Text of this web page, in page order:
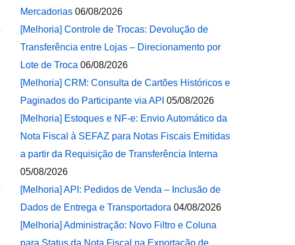
Mercadorias 06/08/2026
[Melhoria] Controle de Trocas: Devolução de
Transferência entre Lojas – Direcionamento por
Lote de Troca 06/08/2026
[Melhoria] CRM: Consulta de Cartões Históricos e
Paginados do Participante via API 05/08/2026
[Melhoria] Estoques e NF-e: Envio Automático da
Nota Fiscal à SEFAZ para Notas Fiscais Emitidas
a partir da Requisição de Transferência Interna
05/08/2026
[Melhoria] API: Pedidos de Venda – Inclusão de
Dados de Entrega e Transportadora 04/08/2026
[Melhoria] Administração: Novo Filtro e Coluna
para Status da Nota Fiscal na Exportação de